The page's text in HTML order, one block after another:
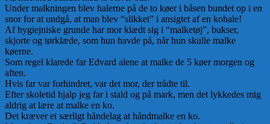
Under malkningen blev halerne på de to køer i båsen bundet op i en
snor for at undgå, at man blev “slikket” i ansigtet af en kohale!
Af hygiejniske grunde har mor klædt sig i “malketøj”, bukser,
skjorte og tørklæde, som hun havde på, når hun skulle malke
køerne.
Som regel klarede far Edvard alene at malke de 5 køer morgen og
aften.
Hvis far var forhindret, var det mor, der trådte til.
Efter skoletid hjalp jeg far i stald og på mark, men det lykkedes mig
aldrig at lære at malke en ko.
Det kræver et særligt håndelag at håndmalke en ko.